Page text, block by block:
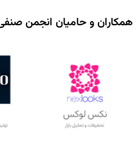
همکاران و حامیان انجمن